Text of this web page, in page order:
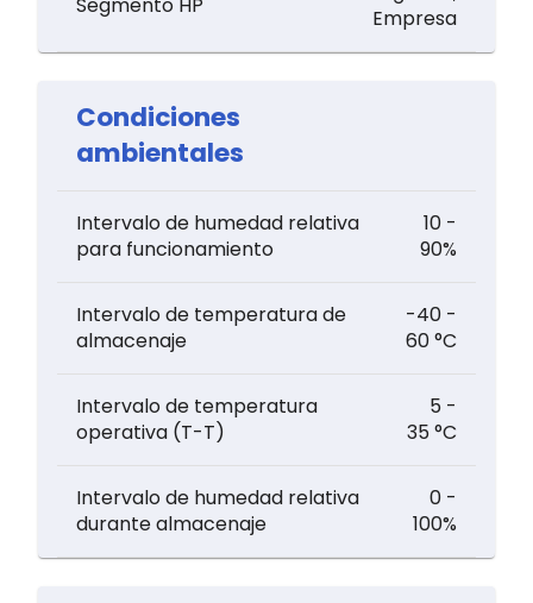
Segmento HP
Empresa
Condiciones
ambientales
Intervalo de humedad relativa
para funcionamiento
10 -
90%
Intervalo de temperatura de
almacenaje
-40 -
60 °C
Intervalo de temperatura
operativa (T-T)
5 -
35 °C
Intervalo de humedad relativa
durante almacenaje
0 -
100%